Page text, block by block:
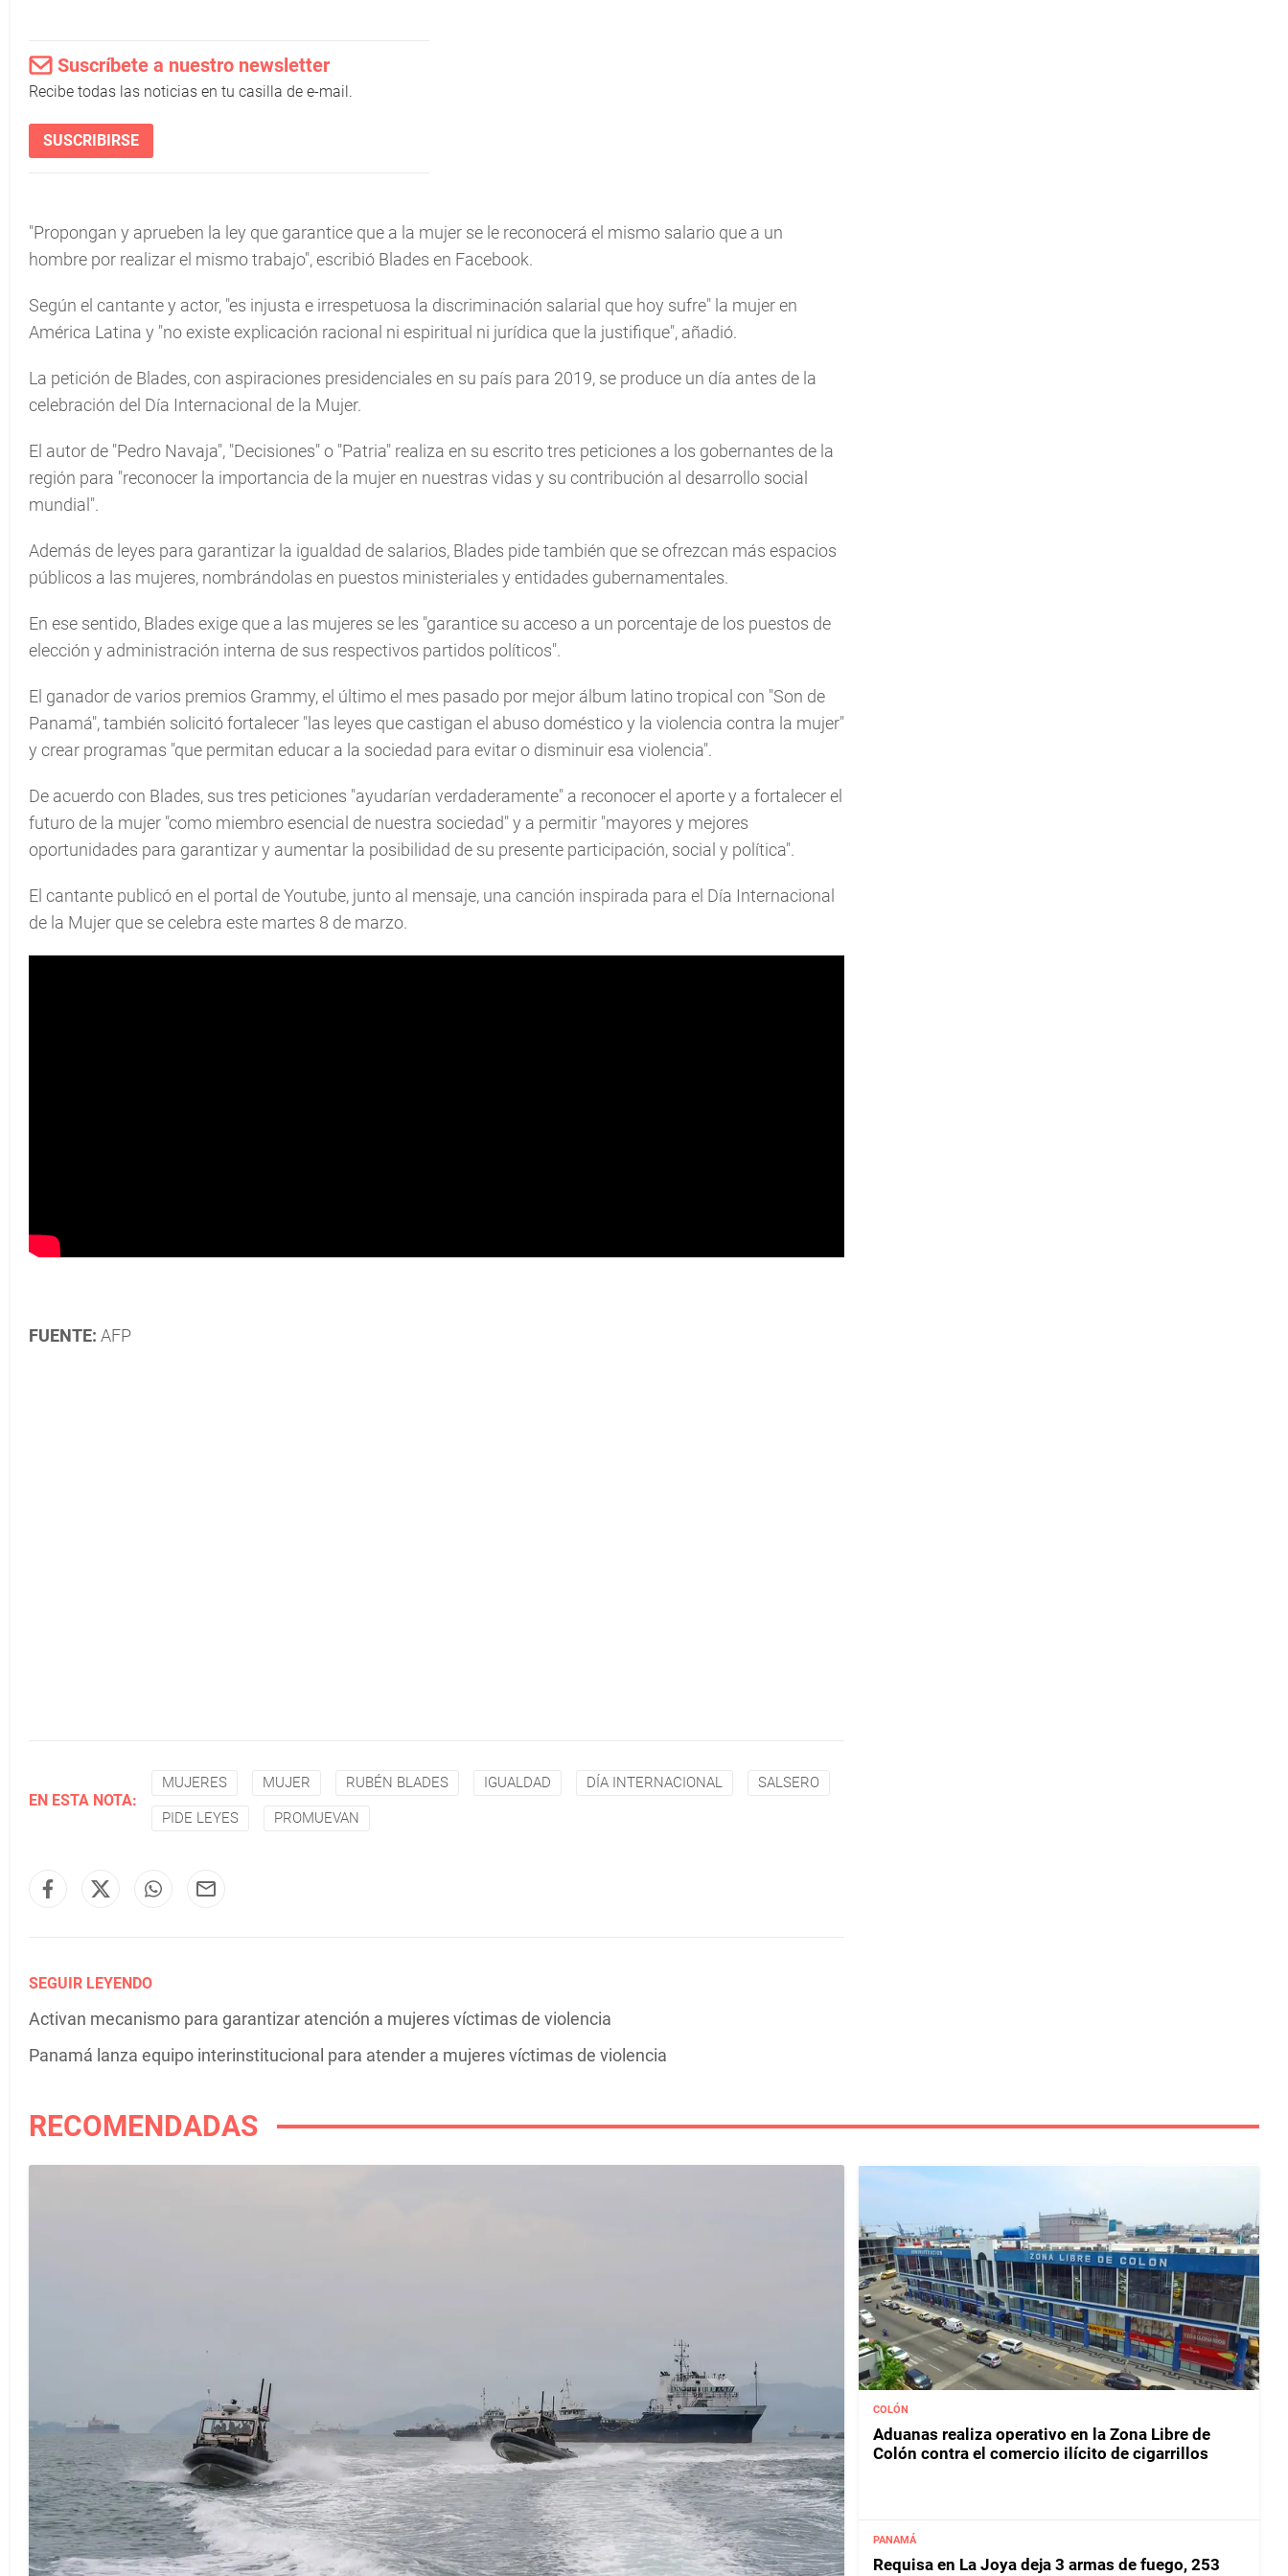
Suscríbete a nuestro newsletter
Recibe todas las noticias en tu casilla de e-mail.
SUSCRIBIRSE
"Propongan y aprueben la ley que garantice que a la mujer se le reconocerá el mismo salario que a un
hombre por realizar el mismo trabajo", escribió Blades en Facebook.
Según el cantante y actor, "es injusta e irrespetuosa la discriminación salarial que hoy sufre" la mujer en
América Latina y "no existe explicación racional ni espiritual ni jurídica que la justifique", añadió.
La petición de Blades, con aspiraciones presidenciales en su país para 2019, se produce un día antes de la
celebración del Día Internacional de la Mujer.
El autor de "Pedro Navaja", "Decisiones" o "Patria" realiza en su escrito tres peticiones a los gobernantes de la
región para "reconocer la importancia de la mujer en nuestras vidas y su contribución al desarrollo social
mundial".
Además de leyes para garantizar la igualdad de salarios, Blades pide también que se ofrezcan más espacios
públicos a las mujeres, nombrándolas en puestos ministeriales y entidades gubernamentales.
En ese sentido, Blades exige que a las mujeres se les "garantice su acceso a un porcentaje de los puestos de
elección y administración interna de sus respectivos partidos políticos".
El ganador de varios premios Grammy, el último el mes pasado por mejor álbum latino tropical con "Son de
Panamá", también solicitó fortalecer "las leyes que castigan el abuso doméstico y la violencia contra la mujer"
y crear programas "que permitan educar a la sociedad para evitar o disminuir esa violencia".
De acuerdo con Blades, sus tres peticiones "ayudarían verdaderamente" a reconocer el aporte y a fortalecer el
futuro de la mujer "como miembro esencial de nuestra sociedad" y a permitir "mayores y mejores
oportunidades para garantizar y aumentar la posibilidad de su presente participación, social y política".
El cantante publicó en el portal de Youtube, junto al mensaje, una canción inspirada para el Día Internacional
de la Mujer que se celebra este martes 8 de marzo.
FUENTE: AFP
EN ESTA NOTA:
MUJERES MUJER RUBÉN BLADES IGUALDAD DÍA INTERNACIONAL SALSERO
PIDE LEYES PROMUEVAN
SEGUIR LEYENDO
Activan mecanismo para garantizar atención a mujeres víctimas de violencia
Panamá lanza equipo interinstitucional para atender a mujeres víctimas de violencia
RECOMENDADAS
COLÓN
Aduanas realiza operativo en la Zona Libre de
Colón contra el comercio ilícito de cigarrillos
PANAMÁ
Requisa en La Joya deja 3 armas de fuego, 253